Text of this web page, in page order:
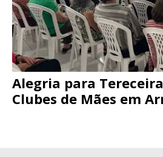
Alegria para
Clubes de Mães em